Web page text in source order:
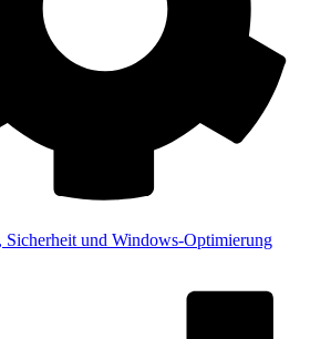
Sicherheit und Windows-Optimierung